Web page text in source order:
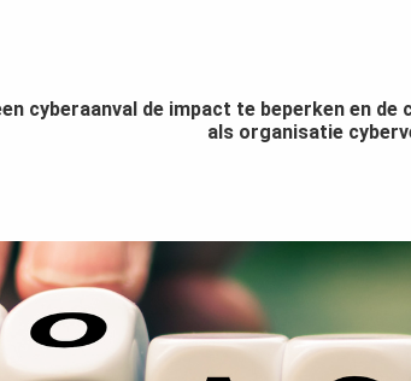
cyberaanval de impact te beperken en
als organisatie